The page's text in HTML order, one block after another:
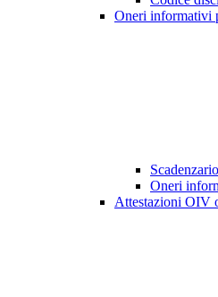
Oneri informativi
Oneri
Attestazioni OIV